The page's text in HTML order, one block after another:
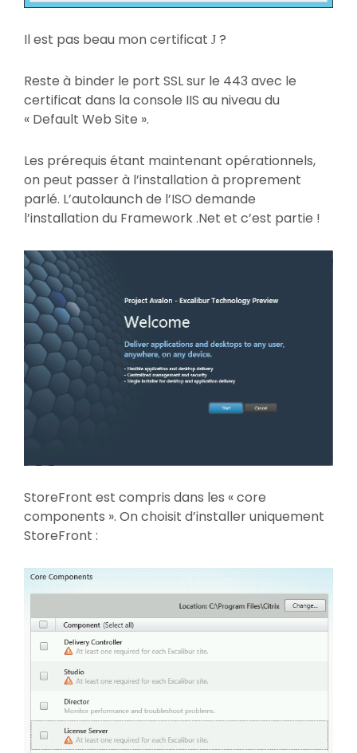
Il est pas beau mon certificat J ?
Reste à binder le port SSL sur le 443 avec le
certificat dans la console IIS au niveau du
« Default Web Site ».
Les prérequis étant maintenant opérationnels,
on peut passer à l’installation à proprement
parlé. L’autolaunch de l’ISO demande
l’installation du Framework .Net et c’est partie !
StoreFront est compris dans les « core
components ». On choisit d’installer uniquement
StoreFront :